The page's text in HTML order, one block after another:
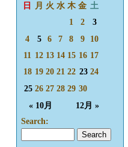
日
月 火 水 木 金 土
« 10月 12月 »
1 2
3
4
5 6 7 8 9
10
11
12 13 14 15 16 17
18 19 20 21 22 23 24
25 26 27 28 29 30
Search: